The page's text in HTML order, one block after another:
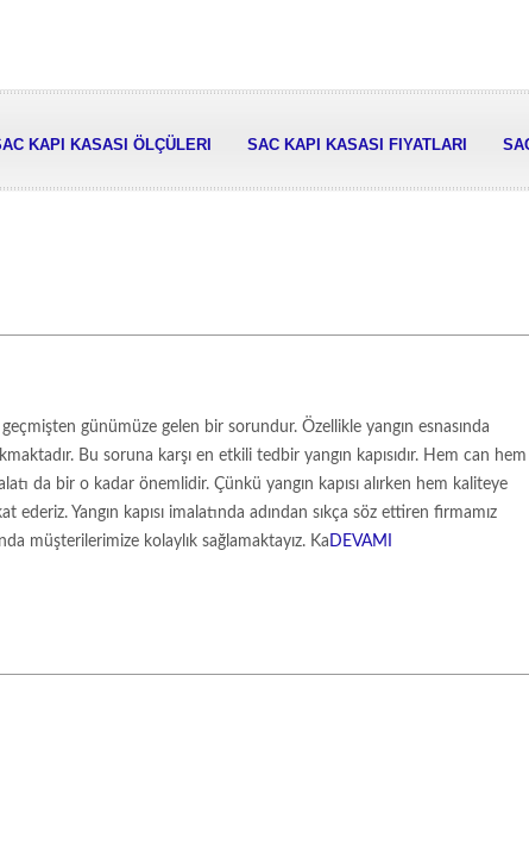
KAPI KASASI ÖLÇÜLERI SAC KAPI KASASI FIYATLARI
geçmişten günümüze gelen bir sorundur. Özellikle yangın esnasında
Bu soruna karşı en etkili tedbir yangın kapısıdır. Hem can hem
da bir o kadar önemlidir. Çünkü yangın kapısı alırken hem kaliteye
ederiz. Yangın kapısı imalatında adından sıkça söz ettiren firmamız
müşterilerimize kolaylık sağlamaktayız. Ka DEVAMI